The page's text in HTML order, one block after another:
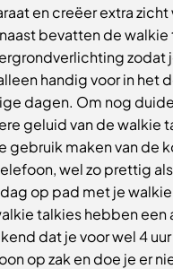
en creëer extra
bevatten de
zodat
handig voor in het
dagen. Om nog
geluid van de walkie
gebruik maken van de
wel zo prettig
op pad met je
talkies hebben een
dat je voor wel 4
op zak en doe je er